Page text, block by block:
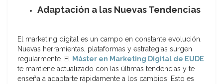
Adaptación a las Nuevas Tendencias
El marketing digital es un campo en constante evolución.
Nuevas herramientas, plataformas y estrategias surgen
regularmente. El Máster en Marketing Digital de EUDE
te mantiene actualizado con las últimas tendencias y te
enseña a adaptarte rápidamente a los cambios. Esto es